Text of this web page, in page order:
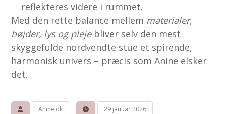
reflekteres videre i rummet.
Med den rette balance mellem materialer,
højder, lys og plejebliver selv den mest
skyggefulde nordvendte stue et spirende,
harmonisk univers – præcis som Anine elsker
det.
Anine.dk 29 januar 2026